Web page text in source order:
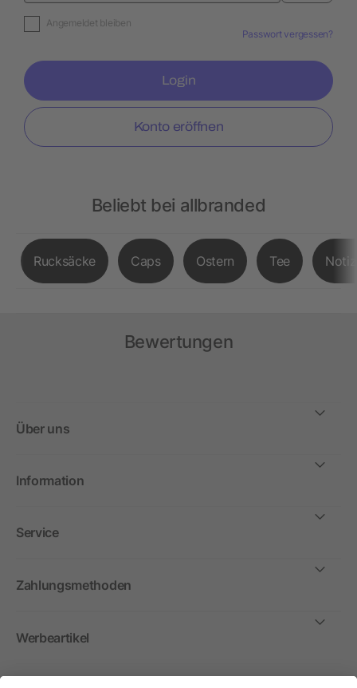
Angemeldet bleiben
Passwort vergessen?
Login
Konto eröffnen
Beliebt bei allbranded
Rucksäcke Caps Ostern Tee
Bewertungen
Über uns
Information
Service
Zahlungsmethoden
Werbeartikel